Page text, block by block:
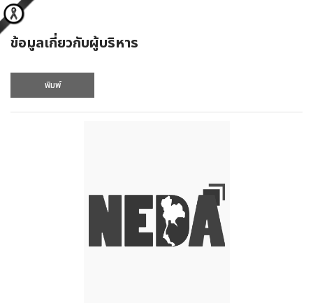
ข้อมูลเกี่ยวกับผู้บริหาร
พิมพ์